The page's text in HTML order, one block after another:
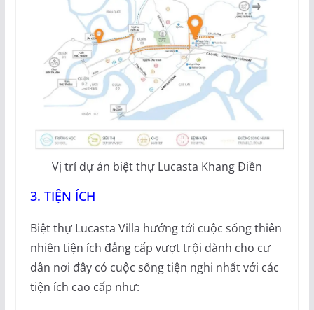
Vị trí dự án biệt thự Lucasta Khang Điền
3. TIỆN ÍCH
Biệt thự Lucasta Villa hướng tới cuộc sống thiên
nhiên tiện ích đẳng cấp vượt trội dành cho cư
dân nơi đây có cuộc sống tiện nghi nhất với các
tiện ích cao cấp như: